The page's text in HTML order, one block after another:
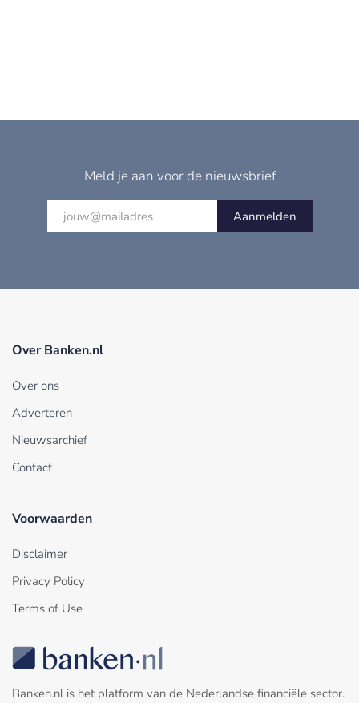
Meld je aan voor de nieuwsbrief
Aanmelden
Over Banken.nl
Over ons
Adverteren
Nieuwsarchief
Contact
Voorwaarden
Disclaimer
Privacy Policy
Terms of Use
Banken.nl is het platform van de Nederlandse financiële sector.